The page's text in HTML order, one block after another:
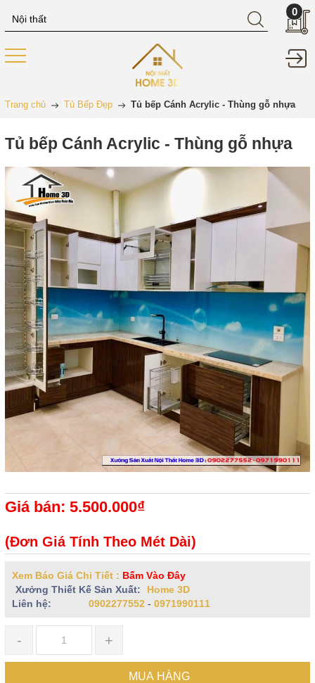
0
Trang chủ Tủ Bếp Đẹp Tủ bếp Cánh Acrylic - Thùng gỗ nhựa
Tủ bếp Cánh Acrylic - Thùng gỗ nhựa
Giá bán: 5.500.000₫
(Đơn Giá Tính Theo Mét Dài)
Xem Báo Giá Chi Tiết : Bấm Vào Đây
Xưởng Thiết Kế Sản Xuất:
Home 3D
Liên hệ:
0902277552 - 0971990111
- +
MUA HÀNG